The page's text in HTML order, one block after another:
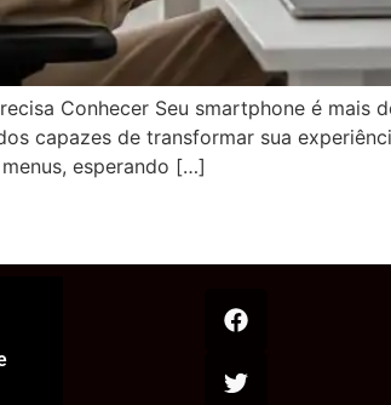
Conhecer Seu smartphone é mais
capazes de transformar sua
esperando […]